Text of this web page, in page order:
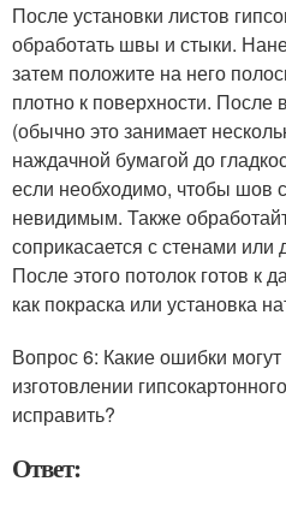
После установки листов
обработать швы и стыки.
затем положите на него
плотно к поверхности.
(обычно это занимает
наждачной бумагой до
если необходимо, чтобы шов
невидимым. Также
соприкасается с стенами или
После этого потолок готов к
как покраска или установка
Вопрос 6: Какие ошибки могут
изготовлении
исправить?
Ответ: